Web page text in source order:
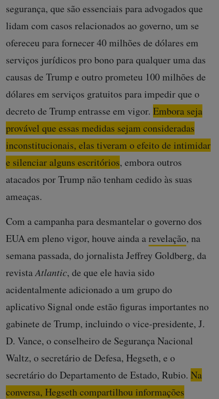
segurança, que são essenciais para advogados que
lidam com casos relacionados ao governo, um se
ofereceu para fornecer 40 milhões de dólares em
serviços jurídicos pro bono para qualquer uma das
causas de Trump e outro prometeu 100 milhões de
dólares em serviços gratuitos para impedir que o
decreto de Trump entrasse em vigor. Embora seja
provável que essas medidas sejam consideradas
inconstitucionais, elas tiveram o efeito de intimidar
e silenciar alguns escritórios, embora outros
atacados por Trump não tenham cedido às suas
ameaças.
Com a campanha para desmantelar o governo dos
EUA em pleno vigor, houve ainda arevelação, na
semana passada, do jornalista Jeffrey Goldberg, da
revistaAtlantic, de que ele havia sido
acidentalmente adicionado a um grupo do
aplicativo Signal onde estão figuras importantes no
gabinete de Trump, incluindo o vice-presidente, J.
D. Vance, o conselheiro de Segurança Nacional
Waltz, o secretário de Defesa, Hegseth, e o
secretário do Departamento de Estado, Rubio. Na
conversa, Hegseth compartilhou informações